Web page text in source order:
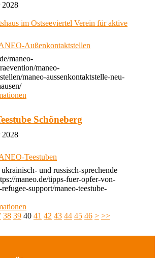
2028
im Ostseeviertel Verein für aktive
Außenkontaktstellen
maneo-
maneo-
maneo-aussenkontaktstelle-neu-
Schöneberg
2028
Teestuben
und russisch-sprechende
maneo.de/tipps-fuer-opfer-von-
support/maneo-teestube-
38 39 40 41 42 43 44 45 46 > >>